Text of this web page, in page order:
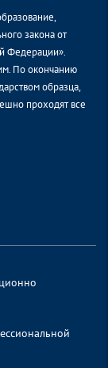
закона от
Федерации».
По окончанию
образца,
проходят все